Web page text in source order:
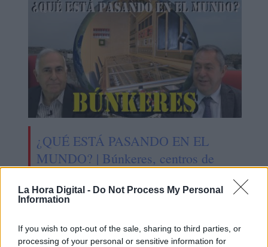
La Hora Digital - Do Not Process My Personal
Information
If you wish to opt-out of the sale, sharing to third parties, or
processing of your personal or sensitive information for
¿QUÉ ESTÁ PASANDO EN EL
MUNDO? | Búnkeres, centros de